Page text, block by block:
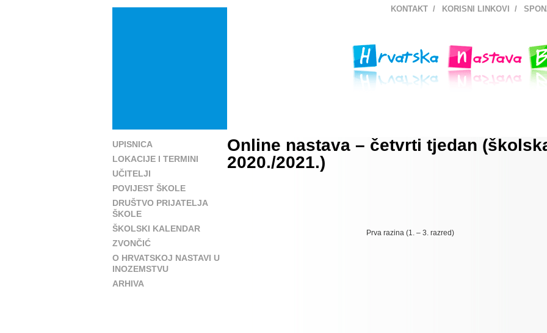
KONTAKT KORISNI LINKOVI
UPISNICA
LOKACIJE I TERMINI
UČITELJI
POVIJEST ŠKOLE
DRUŠTVO PRIJATELJA
ŠKOLE
ŠKOLSKI KALENDAR
ZVONČIĆ
O HRVATSKOJ NASTAVI U
INOZEMSTVU
ARHIVA
Online nastava – četvrti tjedan
2020./2021.)
Prva razina (1. – 3. razred)